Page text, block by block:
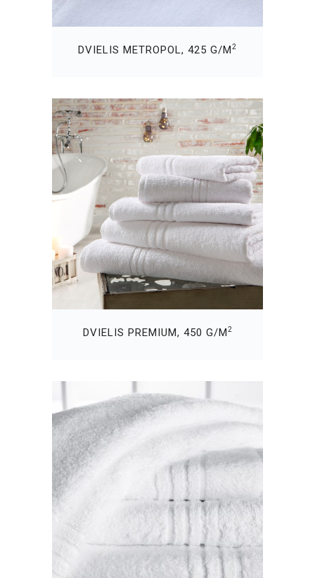
DVIELIS METROPOL, 425 G/M2
DVIELIS PREMIUM, 450 G/M2